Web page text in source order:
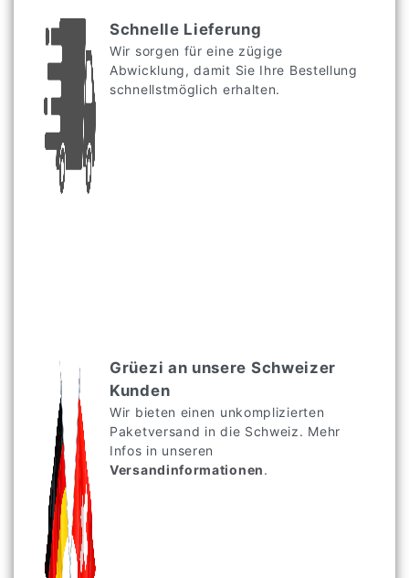
Schnelle Lieferung
Wir sorgen für eine zügige
Abwicklung, damit Sie Ihre Bestellung
schnellstmöglich erhalten.
Grüezi an unsere Schweizer
Kunden
Wir bieten einen unkomplizierten
Paketversand in die Schweiz. Mehr
Infos in unseren
Versandinformationen.